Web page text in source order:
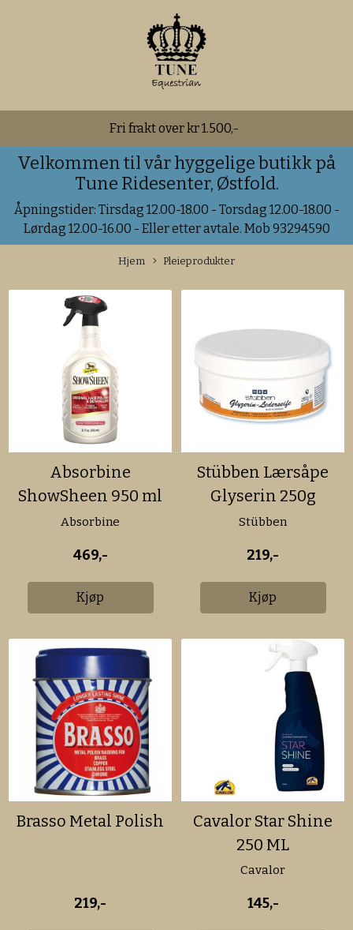
Fri frakt over kr 1.500,-
Velkommen til vår hyggelige butikk på
Tune Ridesenter, Østfold.
Åpningstider: Tirsdag 12.00-18.00 - Torsdag 12.00-18.00 -
Lørdag 12.00-16.00 - Eller etter avtale. Mob 93294590
Hjem Pleieprodukter
Absorbine
ShowSheen 950 ml
Absorbine
469,-
Kjøp
Stübben Lærsåpe
Glyserin 250g
Stübben
219,-
Kjøp
Brasso Metal Polish
219,-
Cavalor Star Shine
250 ML
Cavalor
145,-